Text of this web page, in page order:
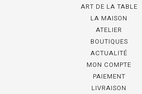
ART DE LA TABLE
LA MAISON
ATELIER
BOUTIQUES
ACTUALITÉ
MON COMPTE
PAIEMENT
LIVRAISON